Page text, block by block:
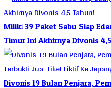
Miliki 39 Paket Sabu Siap
Timur Ini Akhirnya Divonis
Divonis 19 Bulan Penjara,